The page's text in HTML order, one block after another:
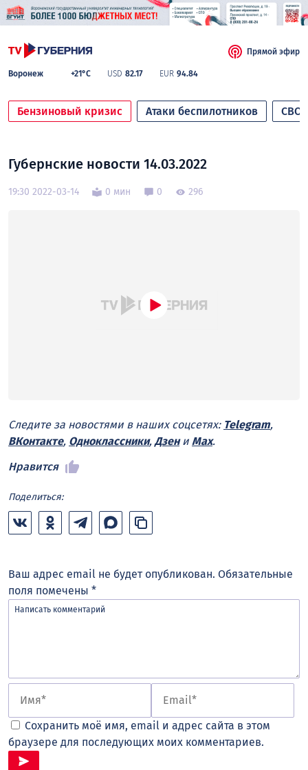
Воронеж +21°C USD 82.17 EUR 94.84
Прямой эфир
Бензиновый кризис Атаки беспилотников СВО
Губернские новости 14.03.2022
19:30 2022-03-14 0 мин 0 296
Следите за новостями в наших соцсетях: Telegram,
ВКонтакте, Одноклассники, Дзени Max.
Нравится
Поделиться:
Ваш адрес email не будет опубликован. Обязательные
поля помечены *
Сохранить моё имя, email и адрес сайта в этом
браузере для последующих моих комментариев.